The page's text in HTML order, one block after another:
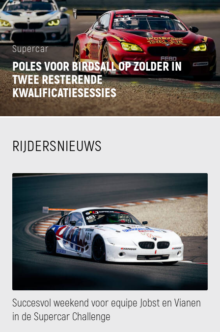
Supercar
POLES VOOR BIRDSALL OP ZOLDER IN
TWEE RESTERENDE
KWALIFICATIESESSIES
RIJDERSNIEUWS
Succesvol weekend voor equipe Jobst en Vianen
in de Supercar Challenge